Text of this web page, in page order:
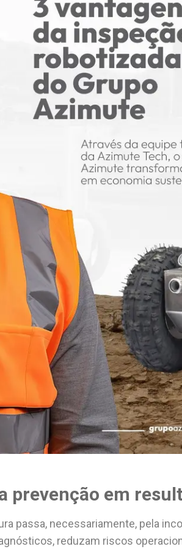
prevenção em
passa, necessariamente, pela
reduzam riscos